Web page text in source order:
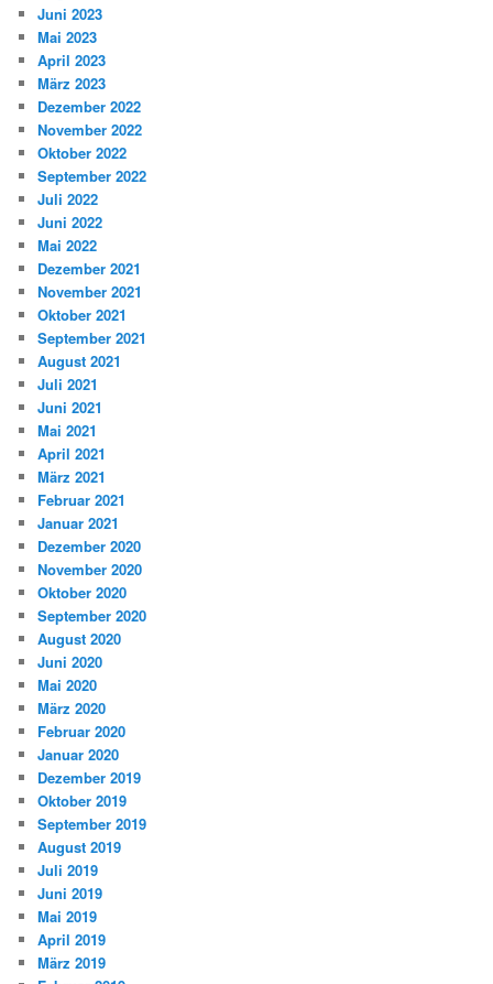
Juni 2023
Mai 2023
April 2023
März 2023
Dezember 2022
November 2022
Oktober 2022
September 2022
Juli 2022
Juni 2022
Mai 2022
Dezember 2021
November 2021
Oktober 2021
September 2021
August 2021
Juli 2021
Juni 2021
Mai 2021
April 2021
März 2021
Februar 2021
Januar 2021
Dezember 2020
November 2020
Oktober 2020
September 2020
August 2020
Juni 2020
Mai 2020
März 2020
Februar 2020
Januar 2020
Dezember 2019
Oktober 2019
September 2019
August 2019
Juli 2019
Juni 2019
Mai 2019
April 2019
März 2019